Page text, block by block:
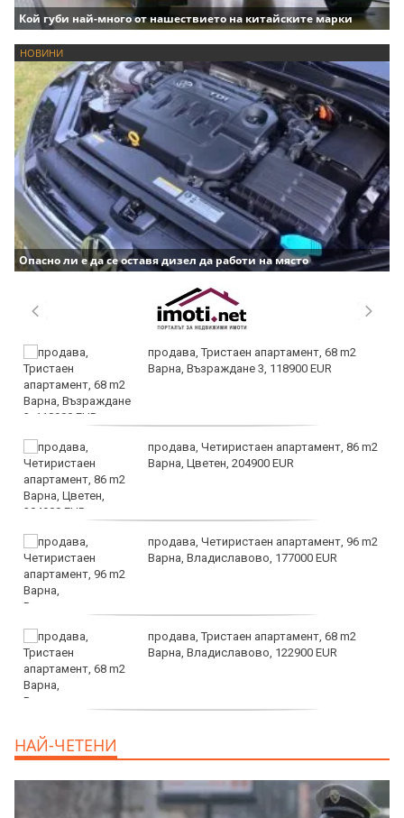
Кой губи най-много от нашествието на китайските марки
НОВИНИ
Опасно ли е да се оставя дизел да работи на място
продава, Тристаен апартамент, 68 m2
Варна, Възраждане 3, 118900 EUR
продава, Четиристаен апартамент, 86 m2
Варна, Цветен, 204900 EUR
продава, Четиристаен апартамент, 96 m2
Варна, Владиславово, 177000 EUR
продава, Тристаен апартамент, 68 m2
Варна, Владиславово, 122900 EUR
НАЙ-ЧЕТЕНИ